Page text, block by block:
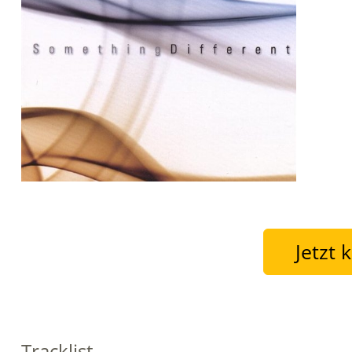
Jetzt